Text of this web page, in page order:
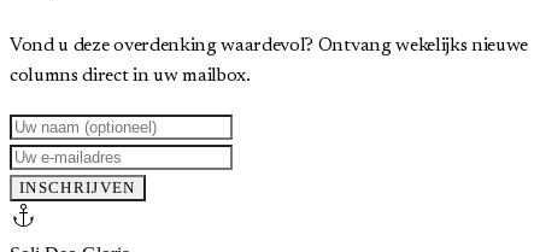
Vond u deze overdenking waardevol? Ontvang wekelijks nieuwe
columns direct in uw mailbox.
INSCHRIJVEN
anchor